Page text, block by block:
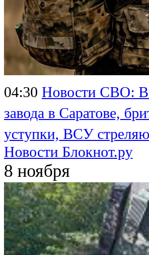
04:30 Новости СВО:
завода в Саратове,
уступки, ВСУ
Новости Блокнот.ру
8 ноября